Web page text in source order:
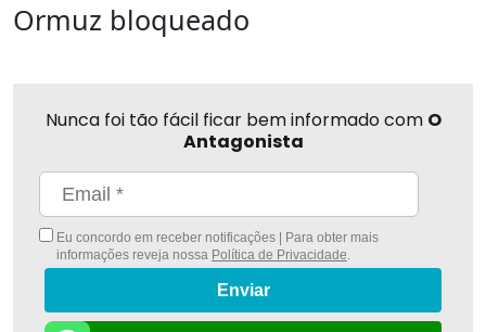
Ormuz bloqueado
Nunca foi tão fácil ficar bem informado com O
Antagonista
Eu concordo em receber notificações | Para obter mais
informações reveja nossa Política de Privacidade.
Enviar